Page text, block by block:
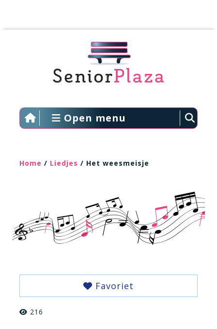
Open menu
Home / Liedjes / Het weesmeisje
Favoriet
216